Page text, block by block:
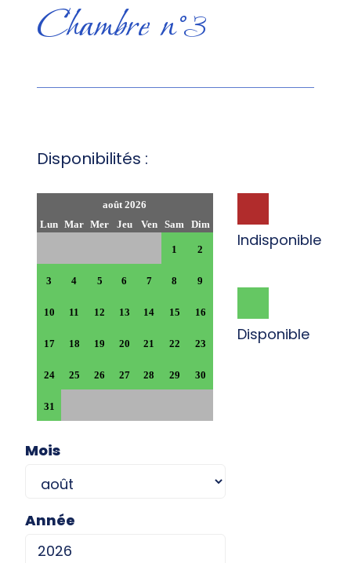
Chambre n°3
Disponibilités :
août 2026
Lun Mar Mer Jeu Ven Sam Dim
1 2
3 4 5 6 7 8 9
10 11 12 13 14 15 16
17 18 19 20 21 22 23
24 25 26 27 28 29 30
31
Mois
Année
Indisponible
Disponible